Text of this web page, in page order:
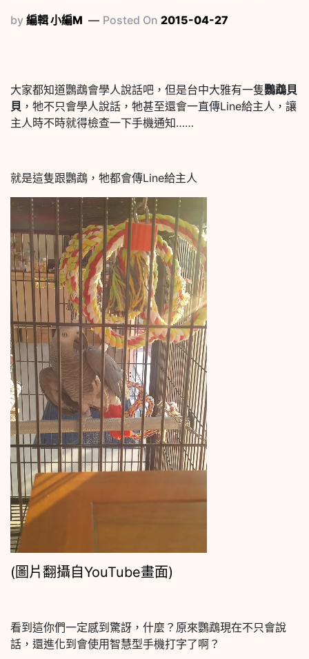
by 編輯 小編M Posted On 2015-04-27
大家都知道鸚鵡會學人說話吧，但是台中大雅有一隻鸚鵡貝
貝 ，牠不只會學人說話，牠甚至還會一直傳Line給主人，讓
主人時不時就得檢查一下手機通知……
就是這隻跟鸚鵡，牠都會傳Line給主人
(圖片翻攝自YouTube畫面)
看到這你們一定感到驚訝，什麼？原來鸚鵡現在不只會說
話，還進化到會使用智慧型手機打字了啊？